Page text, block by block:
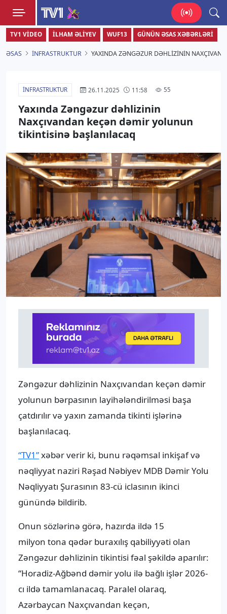
TV1
Zamanı bizimlə yaşa!
TV1 VIDEO İLHAM ƏLIYEV WUF13 GÜNÜN ƏSAS XƏBƏRLƏRI
ƏSAS İNFRASTRUKTUR YAXINDA ZƏNGƏZUR DƏHLIZININ
İNFRASTRUKTUR 26.11.2025 11:58 55
Yaxında Zəngəzur dəhlizinin
Naxçıvandan keçən dəmir yolunun
tikintisinə başlanılacaq
Zəngəzur dəhlizinin Naxçıvandan keçən dəmir
yolunun bərpasının layihələndirilməsi başa
çatdırılır və yaxın zamanda tikinti işlərinə
başlanılacaq.
“TV1”xəbər verir ki, bunu rəqəmsal inkişaf və
nəqliyyat naziri Rəşad Nəbiyev MDB Dəmir Yolu
Nəqliyyatı Şurasının 83-cü iclasının ikinci
günündə bildirib.
Onun sözlərinə görə, hazırda ildə 15
milyon tona qədər buraxılış qabiliyyəti olan
Zəngəzur dəhlizinin tikintisi fəal şəkildə aparılır:
“Horadiz-Ağbənd dəmir yolu ilə bağlı işlər 2026-
cı ildə tamamlanacaq. Paralel olaraq,
Azərbaycan Naxçıvandan keçən,